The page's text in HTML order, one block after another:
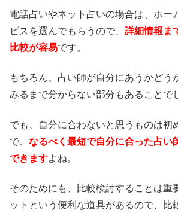
電話占いやネット占いの場合は、ホー
ビスを選んでもらうので、 詳細情報ま
比較が容易です。
もちろん、占い師が自分にあうかどう
みるまで分からない部分もあることで
でも、自分に合わないと思うものは初
で、 なるべく最短で自分に合った占い
できますよね。
そのためにも、比較検討することは重
ットという便利な道具があるので、比